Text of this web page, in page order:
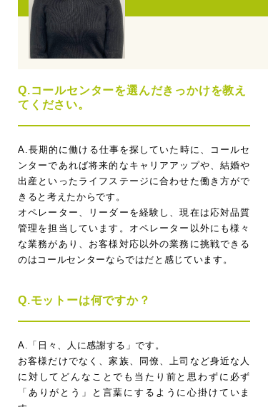
Q.コールセンターを選んだきっかけを教え
てください。
A.長期的に働ける仕事を探していた時に、コールセ
ンターであれば将来的なキャリアアップや、結婚や
出産といったライフステージに合わせた働き方がで
きると考えたからです。
オペレーター、リーダーを経験し、現在は応対品質
管理を担当しています。オペレーター以外にも様々
な業務があり、お客様対応以外の業務に挑戦できる
のはコールセンターならではだと感じています。
Q.モットーは何ですか？
A.「日々、人に感謝する」です。
お客様だけでなく、家族、同僚、上司など身近な人
に対してどんなことでも当たり前と思わずに必ず
「ありがとう」と言葉にするように心掛けていま